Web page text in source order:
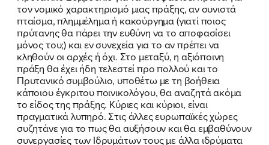
τον νομικό χαρακτηρισμό μιας πράξης, αν συνιστά
πταίσμα, πλημμέλημα ή κακούργημα (γιατί ποιος
πρύτανης θα πάρει την ευθύνη να το αποφασίσει
μόνος του;) και εν συνεχεία για το αν πρέπει να
κληθούν οι αρχές ή όχι. Στο μεταξύ, η αξιόποινη
πράξη θα έχει ήδη τελεστεί προ πολλού και το
Πρυτανικό συμβούλιο, υποθέτω με τη βοήθεια
κάποιου έγκριτου ποινικολόγου, θα αναζητά ακόμα
το είδος της πράξης. Κύριες και κύριοι, είναι
πραγματικά λυπηρό. Στις άλλες ευρωπαϊκές χώρες
συζητάνε για το πως θα αυξήσουν και θα εμβαθύνουν
συνεργασίες των Ιδρυμάτων τους με άλλα ιδρύματα